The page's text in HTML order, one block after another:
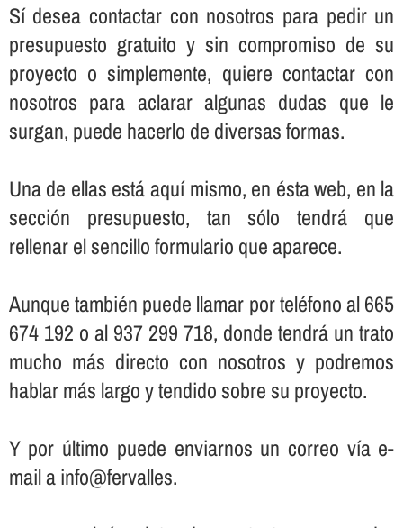
Sí­ desea contactar con nosotros para pedir un
presupuesto gratuito y sin compromiso de su
proyecto o simplemente, quiere contactar con
nosotros para aclarar algunas dudas que le
surgan, puede hacerlo de diversas formas.
Una de ellas está aquí­ mismo, en ésta web, en la
sección presupuesto, tan sólo tendrá que
rellenar el sencillo formulario que aparece.
Aunque también puede llamar por teléfono al 665
674 192 o al 937 299 718, donde tendrá un trato
mucho más directo con nosotros y podremos
hablar más largo y tendido sobre su proyecto.
Y por último puede enviarnos un correo ví­a e-
mail a info@fervalles.